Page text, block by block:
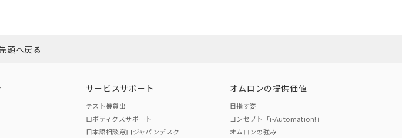
（アメリカ
頭へ戻る
サービスサポート
テスト機貸出
ロボティクスサポート
日本語相談窓口ジャパンデスク
オムロンの提供価値
目指す姿
コンセプト「i-Automation!」
オムロンの強み